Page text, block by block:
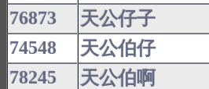
76873 天公仔子
74548 天公伯仔
78245 天公伯啊